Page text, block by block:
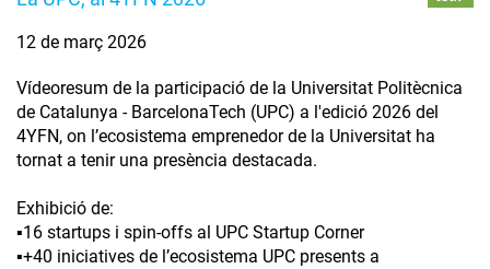
12 de març 2026
Vídeoresum de la participació de la Universitat Politècnica
de Catalunya - BarcelonaTech (UPC) a l'edició 2026 del
4YFN, on l’ecosistema emprenedor de la Universitat ha
tornat a tenir una presència destacada.
Exhibició de:
▪️16 startups i spin-offs al UPC Startup Corner
▪️+40 iniciatives de l’ecosistema UPC presents a